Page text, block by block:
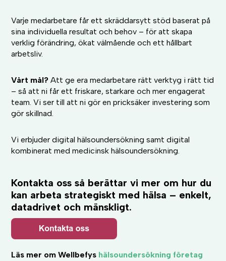
Varje medarbetare får ett skräddarsytt stöd baserat på
sina individuella resultat och behov – för att skapa
verklig förändring, ökat välmående och ett hållbart
arbetsliv.
Vårt mål?Att ge era medarbetare rätt verktyg i rätt tid
– så att ni får ett friskare, starkare och mer engagerat
team. Vi ser till att ni gör en pricksäker investering som
gör skillnad.
Vi erbjuder digital hälsoundersökning samt digital
kombinerat med medicinsk hälsoundersökning.
Kontakta oss så berättar vi mer om hur du
kan arbeta strategiskt med hälsa – enkelt,
datadrivet och mänskligt.
Läs mer om Wellbefys hälsoundersökning företag